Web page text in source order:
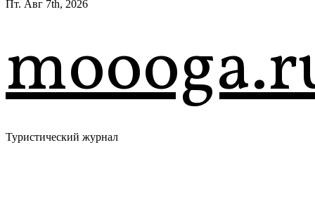
Пт. Авг 7th, 2026
Туристический журнал